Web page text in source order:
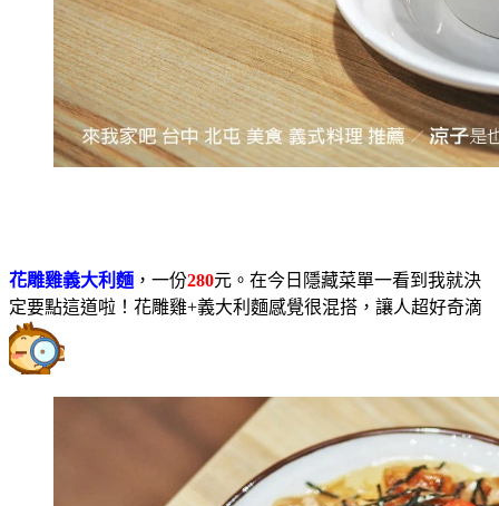
花雕雞義大利麵 ，一份280元。在今日隱藏菜單一看到我就決
定要點這道啦！花雕雞+義大利麵感覺很混搭，讓人超好奇滴